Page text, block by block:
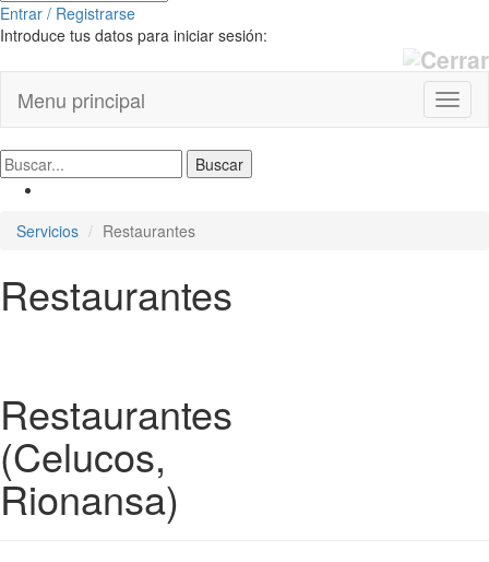
Entrar / Registrarse
Introduce tus datos para iniciar sesión:
Menu principal
Servicios Restaurantes
Restaurantes
Restaurantes
(Celucos,
Rionansa)